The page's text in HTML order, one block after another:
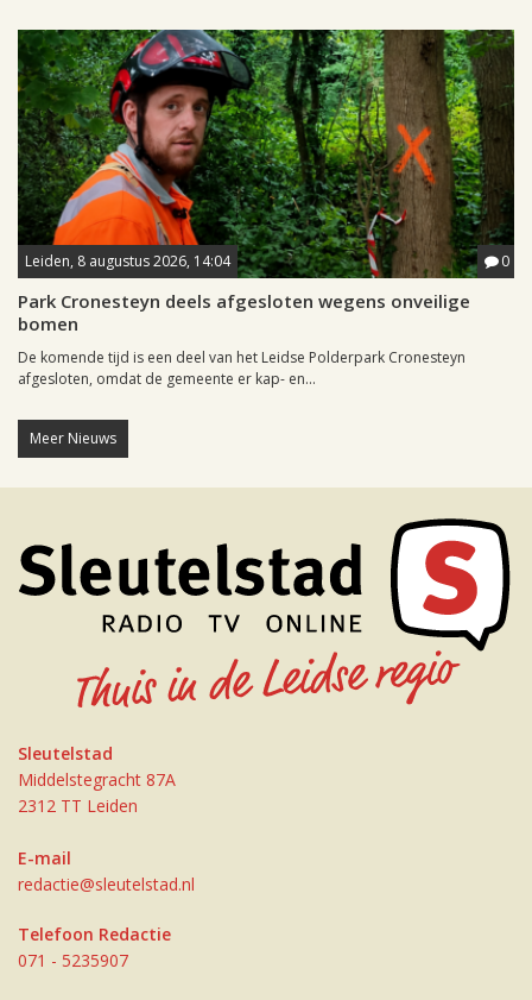
Leiden, 8 augustus 2026, 14:04 0
Park Cronesteyn deels afgesloten wegens onveilige
bomen
De komende tijd is een deel van het Leidse Polderpark Cronesteyn
afgesloten, omdat de gemeente er kap- en...
Meer Nieuws
Sleutelstad
Middelstegracht 87A
2312 TT Leiden
E-mail
redactie@sleutelstad.nl
Telefoon Redactie
071 - 5235907